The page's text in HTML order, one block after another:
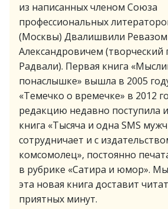
из написанных членом Союза
профессиональных
(Москвы) Двалишвили Ревазом
Александровичем (творческий
Радвали). Первая книга
понаслышке» вышла в 2005
«Темечко о времечке» в 2012
редакцию недавно поступила
книга «Тысяча и одна SMS
сотрудничает и с
комсомолец», постоянно
в рубрике «Сатира и юмор».
эта новая книга доставит
приятных минут.